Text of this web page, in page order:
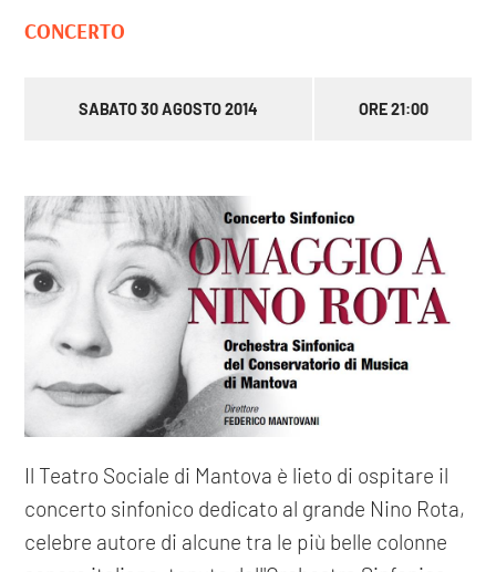
CONCERTO
SABATO 30 AGOSTO 2014 ORE 21:00
Il Teatro Sociale di Mantova è lieto di ospitare il
concerto sinfonico dedicato al grande Nino Rota,
celebre autore di alcune tra le più belle colonne